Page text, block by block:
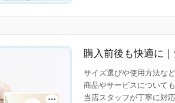
購入前後も快適に
サイズ選びや使用方法な
商品やサービスについて
当店スタッフが丁寧に対